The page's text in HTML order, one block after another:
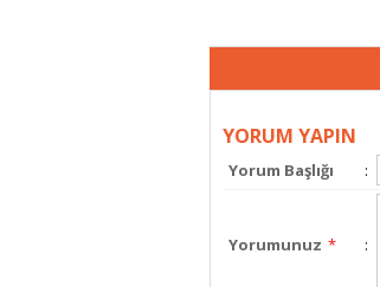
YORUM YAPIN
Yorum Başlığı :
Yorumunuz * :